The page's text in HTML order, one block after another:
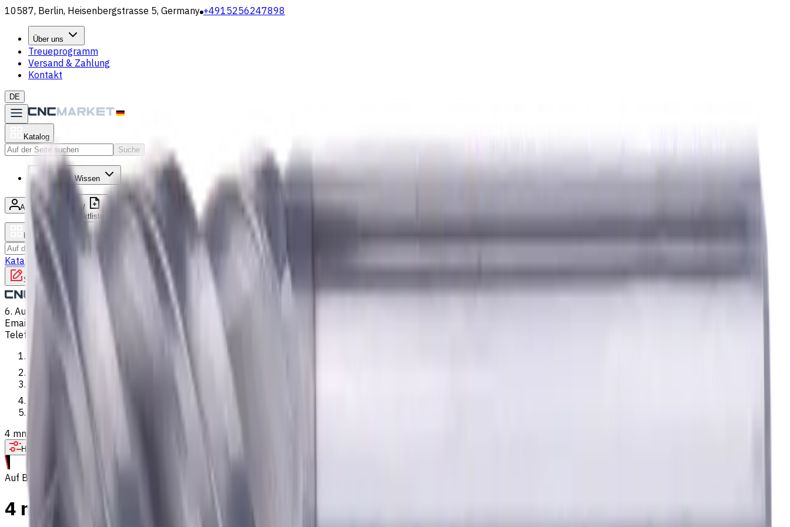
10587, Berlin, Heisenbergstrasse 5, Germany +4915256247898
Über uns
Treueprogramm
Versand & Zahlung
Kontakt
DE
Katalog
Suche
Aktuelles & Wissen
Anmelden
/
Produktliste
Katalog
KatalogBohrer VHM SchaftfräsernDrehmaschine Werkzeughalter Wendeschneidplatten Drehen
Schreiben Sie uns
6. Aug. 2026, 21:13
Email
kontakt@CNCmarket.de
Telefon
+4915256247898
4 mm VHM Schaftfräser, 0.2 mm Fase, 4 Schneiden, Radius, Standardlänge, Für P, M, K Materialien, AlCrN-beschichtet
Hilfe bei der Werkzeugauswahl
Auf Bestellung
4 mm VHM Schaftfräser, 0.2 mm Fase, 4 Schneiden, Radius, Standardlänge, Für P, M, K